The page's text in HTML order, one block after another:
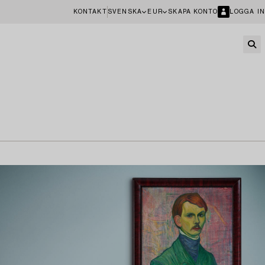
KONTAKT SVENSKA EUR SKAPA KONTO LOGGA IN